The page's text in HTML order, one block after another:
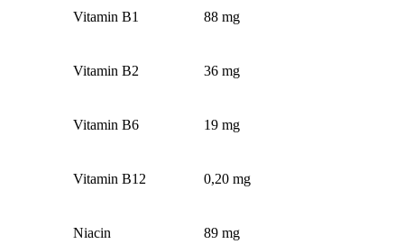
Vitamin B1 88 mg
Vitamin B2 36 mg
Vitamin B6 19 mg
Vitamin B12 0,20 mg
Niacin 89 mg